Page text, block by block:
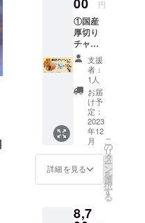
スー
プ：
65g）
賞味期
限：製
造日よ
り180日
保存方
法：直
射日
光、高
温多湿
を避け
て保存
ださ
い。 ※
料込み
料込み
◎リ
ターン
品の発
送につ
いて ・
12月下
旬予定
です。
プ、チ
キンエ
キス、
食塩、
砂糖混
合異性
化液
糖、昆
布だ
し、醸
造酢／
調味料
（アミ
ノ酸
等）、
んす
H190×
D30mm
（1袋）
◎食品
表示 原
材料
名： め
ん（小
麦粉
（国内
造）、
卵白粉
末、食
塩、小
動物油
円
①国産
厚切り
チャー
シュー
10個 ②
お礼の
手紙 ①
につい
て パッ
ケージ
サイ
ズ：
W130×
H180×
D25mm
（1個）
表示 原
支援
者：
1人
お届
け予
定：
2023
年12
月
詳細を見る
こ
の
リ
タ
ー
ン
を
選
択
す
る
8,7